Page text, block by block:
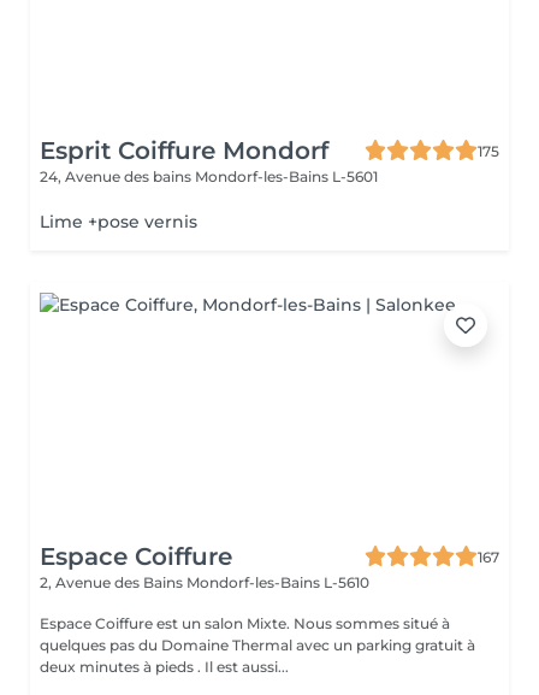
Esprit Coiffure Mondorf
175
24, Avenue des bains Mondorf-les-Bains L-5601
Lime +pose vernis
Espace Coiffure
167
2, Avenue des Bains Mondorf-les-Bains L-5610
Espace Coiffure est un salon Mixte. Nous sommes situé à
quelques pas du Domaine Thermal avec un parking gratuit à
deux minutes à pieds . Il est aussi...